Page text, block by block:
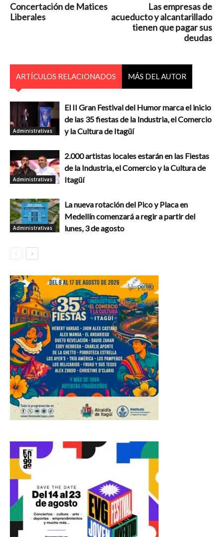
Concertación de Matices
Liberales
Las empresas de
acueducto y alcantarillado
tienen que pagar sus
deudas
ARTÍCULOS RELACIONADOS MÁS DEL AUTOR
Administrativas
El II Gran Festival del Humor marca el inicio
de las 35 fiestas de la Industria, el Comercio
y la Cultura de Itagüí
Administrativas
2.000 artistas locales estarán en las Fiestas
de la Industria, el Comercio y la Cultura de
Itagüí
Administrativas
La nueva rotación del Pico y Placa en
Medellín comenzará a regir a partir del
lunes, 3 de agosto